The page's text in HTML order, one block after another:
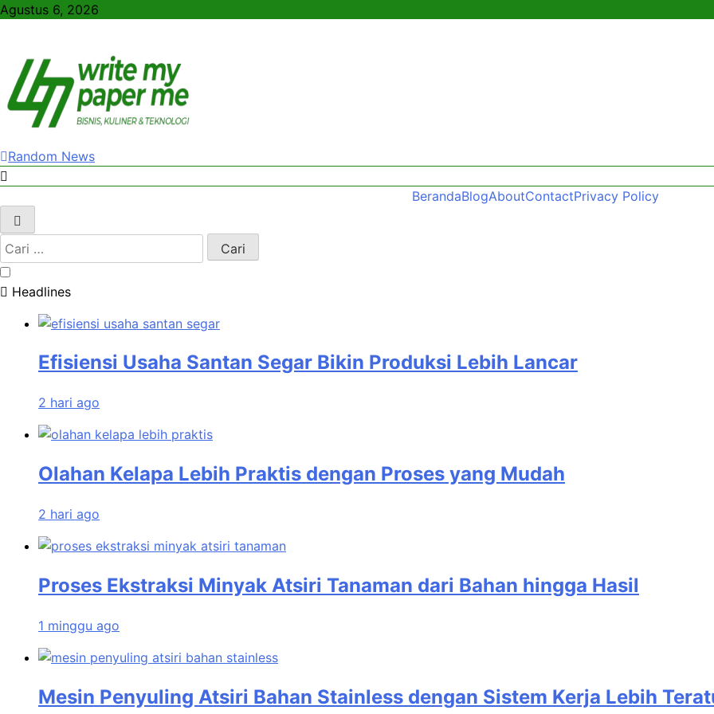
Skip
Agustus 6, 2026
WriteMyPaperme.com
Bisnis, Kuliner, Teknologi
Random News
BerandaBlogAboutContactPrivacy Policy
Cari
untuk:
Headlines
Efisiensi Usaha Santan Segar Bikin Produksi Lebih Lancar
2 hari ago
Olahan Kelapa Lebih Praktis dengan Proses yang Mudah
2 hari ago
Proses Ekstraksi Minyak Atsiri Tanaman dari Bahan hingga Hasil
1 minggu ago
Mesin Penyuling Atsiri Bahan Stainless dengan Sistem Kerja Lebih